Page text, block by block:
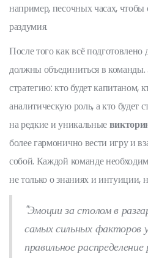
например, песочных часах, чтобы
раздумия.
После того как всё подготовлено
должны объединиться в команды.
стратегию: кто будет капитаном,
аналитическую роль, а кто
на редкие и уникальные
более гармонично вести игру и
собой. Каждой команде
не только о знаниях и интуиции,
"Эмоции за столом в
самых сильных факторов
правильное